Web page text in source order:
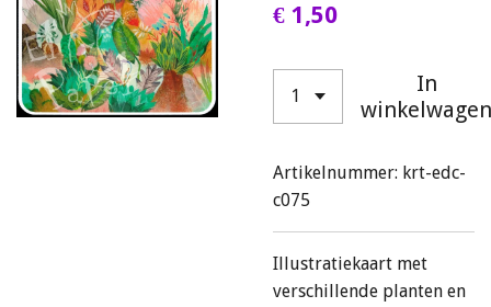
€ 1,50
In
winkelwagen
Artikelnummer: krt-edc-
c075
Illustratiekaart met
verschillende planten en